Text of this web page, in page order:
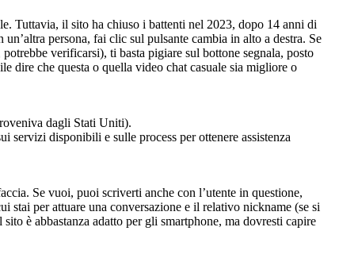
Tuttavia, il sito ha chiuso i battenti nel 2023, dopo 14 anni di
persona, fai clic sul pulsante cambia in alto a destra. Se
verificarsi), ti basta pigiare sul bottone segnala, posto
dire che questa o quella video chat casuale sia migliore o
dagli Stati Uniti).
disponibili e sulle process per ottenere assistenza
Se vuoi, puoi scriverti anche con l’utente in questione,
stai per attuare una conversazione e il relativo nickname (se si
è abbastanza adatto per gli smartphone, ma dovresti capire